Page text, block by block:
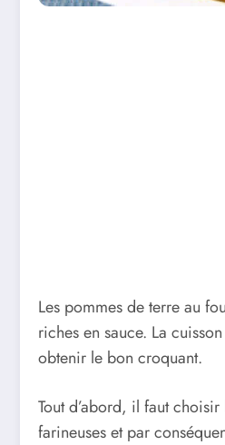
Les pommes de terre au
riches en sauce. La
obtenir le bon croquant.
Tout d’abord, il faut
farineuses et par